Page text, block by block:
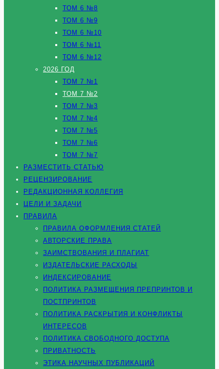
ТОМ 6 №8
ТОМ 6 №9
ТОМ 6 №10
ТОМ 6 №11
ТОМ 6 №12
2026 ГОД
ТОМ 7 №1
ТОМ 7 №2
ТОМ 7 №3
ТОМ 7 №4
ТОМ 7 №5
ТОМ 7 №6
ТОМ 7 №7
РАЗМЕСТИТЬ СТАТЬЮ
РЕЦЕНЗИРОВАНИЕ
РЕДАКЦИОННАЯ КОЛЛЕГИЯ
ЦЕЛИ И ЗАДАЧИ
ПРАВИЛА
ПРАВИЛА ОФОРМЛЕНИЯ СТАТЕЙ
АВТОРСКИЕ ПРАВА
ЗАИМСТВОВАНИЯ И ПЛАГИАТ
ИЗДАТЕЛЬСКИЕ РАСХОДЫ
ИНДЕКСИРОВАНИЕ
ПОЛИТИКА РАЗМЕЩЕНИЯ ПРЕПРИНТОВ И
ПОСТПРИНТОВ
ПОЛИТИКА РАСКРЫТИЯ И КОНФЛИКТЫ
ИНТЕРЕСОВ
ПОЛИТИКА СВОБОДНОГО ДОСТУПА
ПРИВАТНОСТЬ
ЭТИКА НАУЧНЫХ ПУБЛИКАЦИЙ